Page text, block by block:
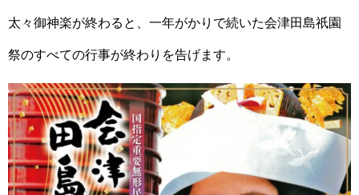
太々御神楽が終わると、一年がかりで続いた会津田島祇園
祭のすべての行事が終わりを告げます。